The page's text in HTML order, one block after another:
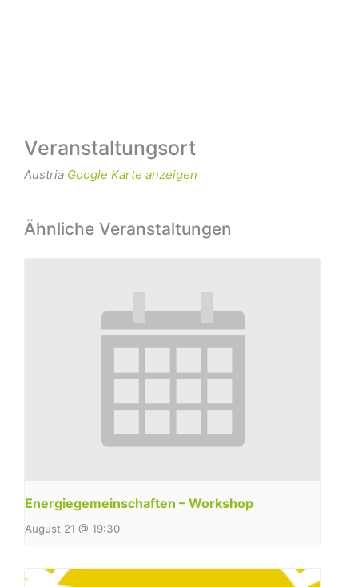
Veranstaltungsort
Austria Google Karte anzeigen
Ähnliche Veranstaltungen
Energiegemeinschaften – Workshop
August 21 @ 19:30